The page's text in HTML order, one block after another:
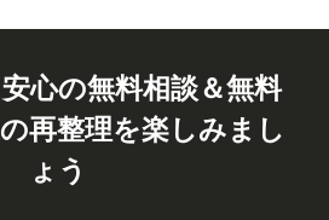
安心の無料相談＆無料
再整理を楽しみまし
ょう